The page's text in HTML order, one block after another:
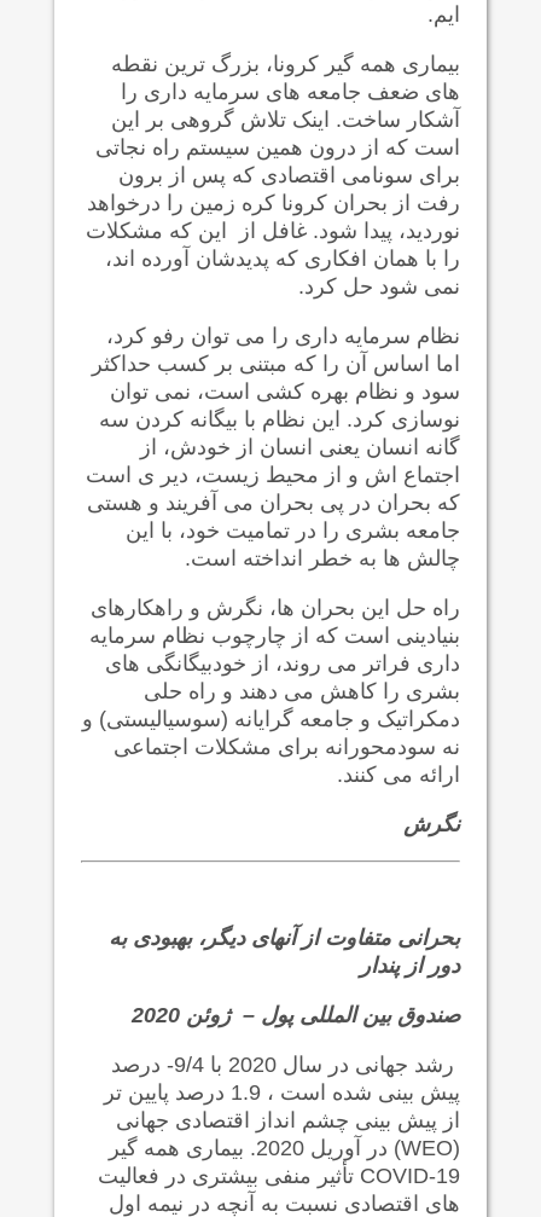
ایم.
بیماری همه گیر کرونا، بزرگ ترین نقطه
های ضعف جامعه های سرمایه داری را
آشکار ساخت. اینک تلاش گروهی بر این
است که از درون همین سیستم راه نجاتی
برای سونامی اقتصادی که پس از برون
رفت از بحران کرونا کره زمین را درخواهد
نوردید، پیدا شود. غافل از این که مشکلات
را با همان افکاری که پدیدشان آورده اند،
نمی شود حل کرد.
نظام سرمایه داری را می توان رفو کرد،
اما اساس آن را که مبتنی بر کسب حداکثر
سود و نظام بهره کشی است، نمی توان
نوسازی کرد. این نظام با بیگانه کردن سه
گانه انسان یعنی انسان از خودش، از
اجتماع اش و از محیط زیست، دیر ی است
که بحران در پی بحران می آفریند و هستی
جامعه بشری را در تمامیت خود، با این
چالش ها به خطر انداخته است.
راه حل این بحران ها، نگرش و راهکارهای
بنیادینی است که از چارچوب نظام سرمایه
داری فراتر می روند، از خودبیگانگی های
بشری را کاهش می دهند و راه حلی
دمکراتیک و جامعه گرایانه (سوسیالیستی) و
نه سودمحورانه برای مشکلات اجتماعی
ارائه می کنند.
نگرش
بحرانی متفاوت از آنهای دیگر، بهبودی به
دور از پندار
صندوق بین المللی پول – ژوئن 2020
رشد جهانی در سال 2020 با 9/4- درصد
پیش بینی شده است ، 1.9 درصد پایین تر
از پیش بینی چشم انداز اقتصادی جهانی
(WEO) در آوریل 2020. بیماری همه گیر
COVID-19 تأثیر منفی بیشتری در فعالیت
های اقتصادی نسبت به آنچه در نیمه اول